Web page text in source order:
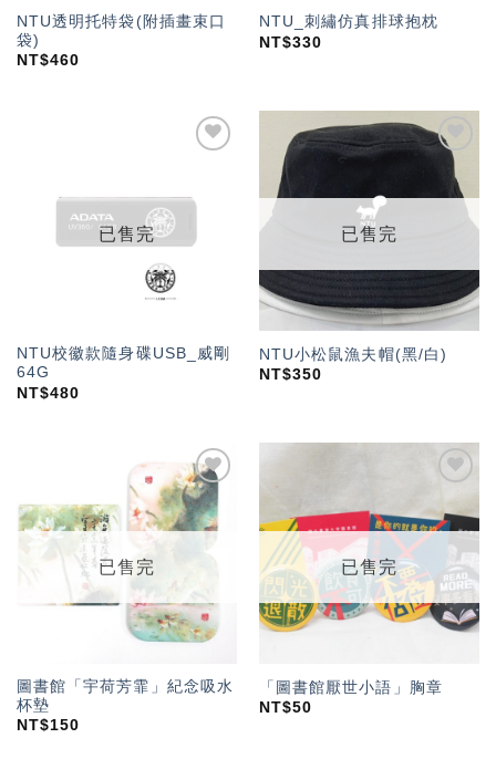
NTU透明托特袋(附插畫束口
袋)
NT$460
NTU_刺繡仿真排球抱枕
NT$330
已售完
NTU校徽款隨身碟USB_威剛
64G
NT$480
加入
「願
望輕
單」
已售完
NTU小松鼠漁夫帽(黑/白)
NT$350
加入
「願
望輕
已售完
圖書館「宇荷芳霏」紀念吸水
杯墊
NT$150
加入
「願
望輕
單」
已售完
「圖書館厭世小語」胸章
NT$50